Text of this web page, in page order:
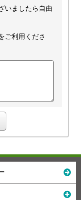
いましたら自由
ご利用くださ